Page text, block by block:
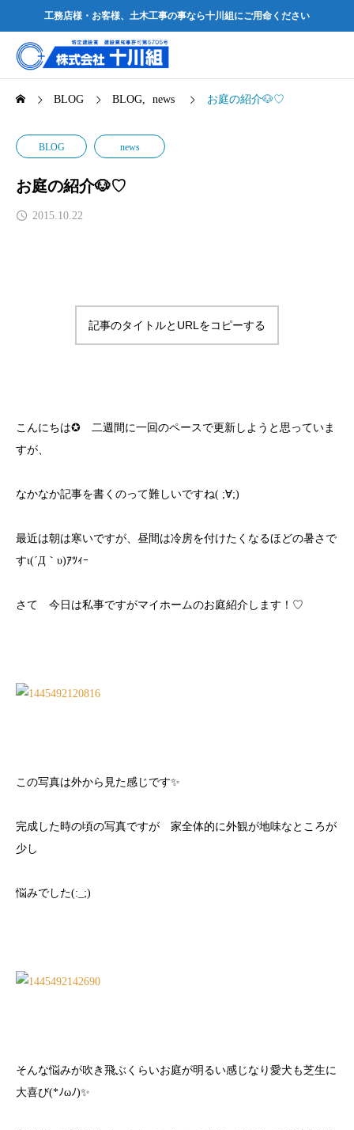
工務店様・お客様、土木工事の事なら十川組にご用命ください
BLOG BLOG news お庭の紹介🐶♡
BLOG news
お庭の紹介🐶♡
2015.10.22
記事のタイトルとURLをコピーする
こんにちは✪ 二週間に一回のペースで更新しようと思っていま
すが、
なかなか記事を書くのって難しいですね( ;∀;)
最近は朝は寒いですが、昼間は冷房を付けたくなるほどの暑さで
すι(´Д｀υ)ｱﾂｨｰ
さて 今日は私事ですがマイホームのお庭紹介します！♡
この写真は外から見た感じです✨
完成した時の頃の写真ですが 家全体的に外観が地味なところが
少し
悩みでした(:_;)
そんな悩みが吹き飛ぶくらいお庭が明るい感じなり愛犬も芝生に
大喜び(*ﾉωﾉ)✨